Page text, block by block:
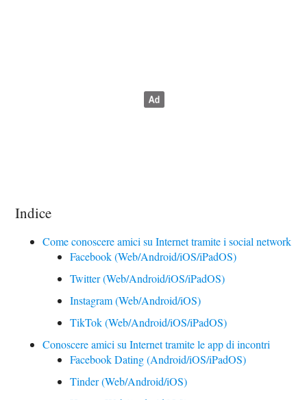
Indice
Come conoscere amici su Internet tramite i social network
Facebook (Web/Android/iOS/iPadOS)
Twitter (Web/Android/iOS/iPadOS)
Instagram (Web/Android/iOS)
TikTok (Web/Android/iOS/iPadOS)
Conoscere amici su Internet tramite le app di incontri
Facebook Dating (Android/iOS/iPadOS)
Tinder (Web/Android/iOS)